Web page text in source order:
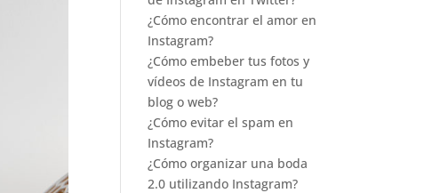
¿Cómo encontrar el amor en
Instagram?
¿Cómo embeber tus fotos y
vídeos de Instagram en tu
blog o web?
¿Cómo evitar el spam en
Instagram?
¿Cómo organizar una boda
2.0 utilizando Instagram?